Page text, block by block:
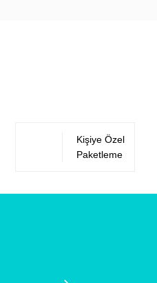
Kişiye Özel
Paketleme